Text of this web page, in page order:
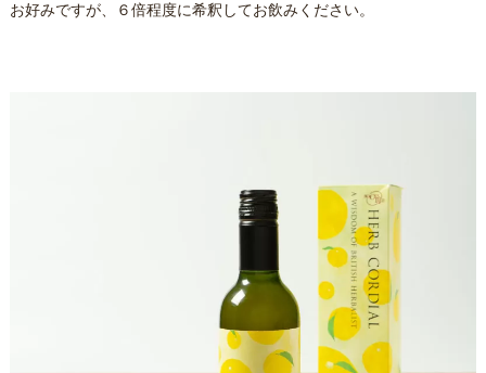
お好みですが、６倍程度に希釈してお飲みください。